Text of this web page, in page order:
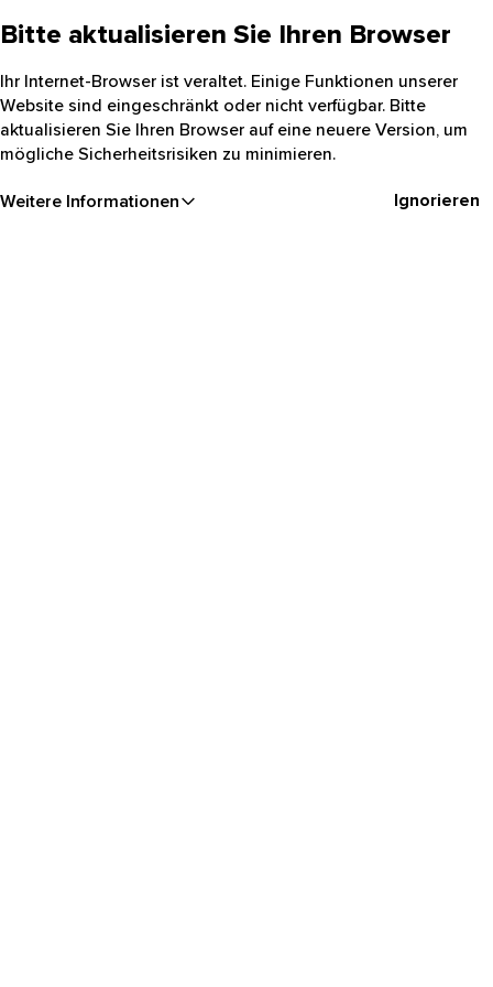
Bitte aktualisieren Sie Ihren Browser
Ihr Internet-Browser ist veraltet. Einige Funktionen unserer
Website sind eingeschränkt oder nicht verfügbar. Bitte
aktualisieren Sie Ihren Browser auf eine neuere Version, um
mögliche Sicherheitsrisiken zu minimieren.
Weitere Informationen Ignorieren